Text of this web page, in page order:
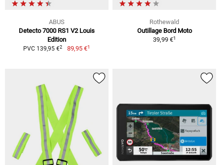
ABUS
Detecto 7000 RS1 V2 Louis
Edition
PVC 139,95 €2 89,95 €1
Rothewald
Outillage Bord Moto
39,99 €1